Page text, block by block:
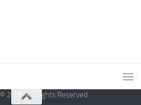
2026. All Rights Reserved.